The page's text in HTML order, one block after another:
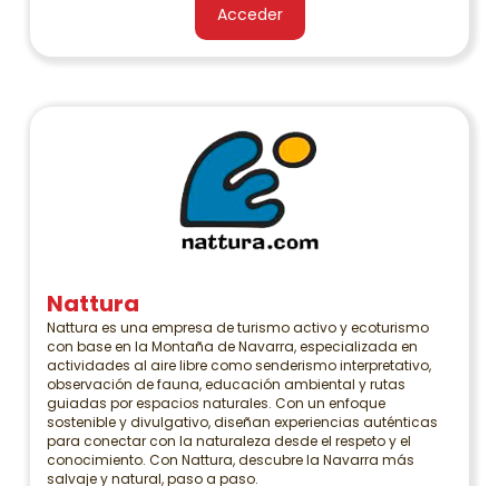
Acceder
Nattura
Nattura es una empresa de turismo activo y ecoturismo
con base en la Montaña de Navarra, especializada en
actividades al aire libre como senderismo interpretativo,
observación de fauna, educación ambiental y rutas
guiadas por espacios naturales. Con un enfoque
sostenible y divulgativo, diseñan experiencias auténticas
para conectar con la naturaleza desde el respeto y el
conocimiento. Con Nattura, descubre la Navarra más
salvaje y natural, paso a paso.